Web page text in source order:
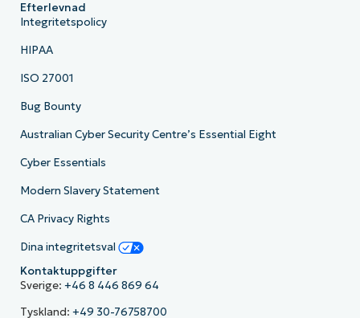
Efterlevnad
Integritetspolicy
HIPAA
ISO 27001
Bug Bounty
Australian Cyber Security Centre’s Essential Eight
Cyber Essentials
Modern Slavery Statement
CA Privacy Rights
Dina integritetsval
Kontaktuppgifter
Sverige: +46 8 446 869 64
Tyskland: +49 30-76758700